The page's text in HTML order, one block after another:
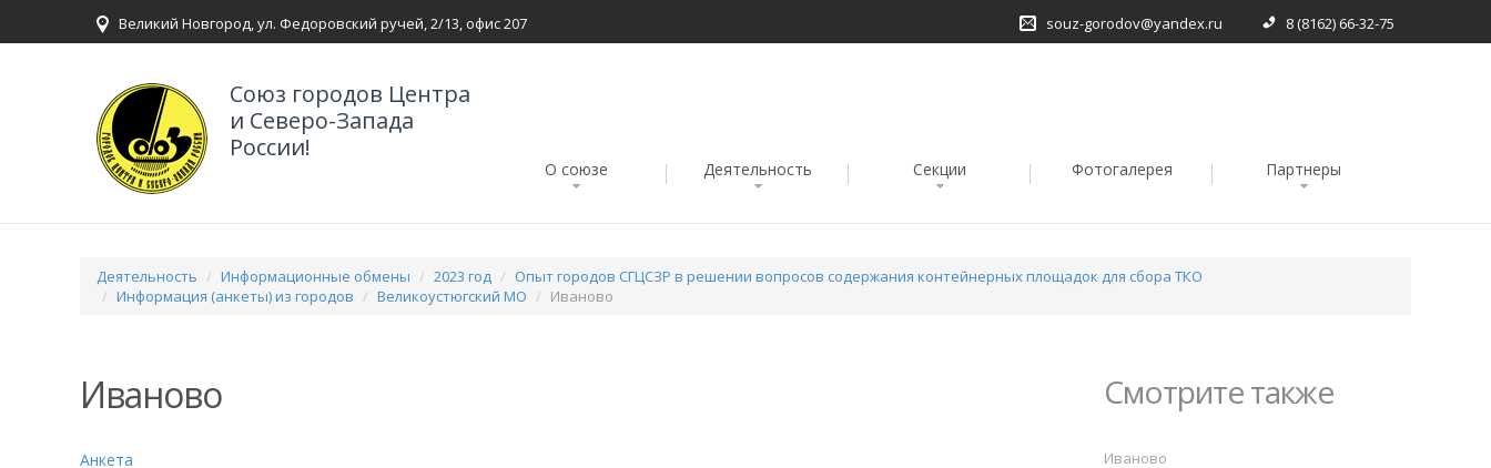
Великий Новгород, ул. Федоровский ручей, 2/13, офис 207 souz-gorodov@yandex.ru 8 (8162) 66-32-75
Союз городов Центра
и Северо-Запада
России!
О союзе Деятельность Секции Фотогалерея Партнеры
Деятельность Информационные обмены 2023 год
Опыт городов СГЦСЗР в решении вопросов содержания контейнерных площадок для сбора ТКО
Информация (анкеты) из городов
Великоустюгский МО Иваново
Иваново
Анкета
Смотрите также
Иваново